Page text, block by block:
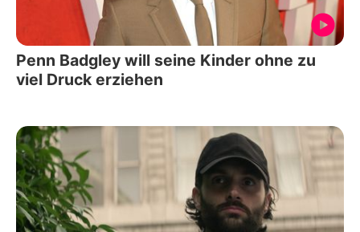
Penn Badgley will seine Kinder ohne zu
viel Druck erziehen